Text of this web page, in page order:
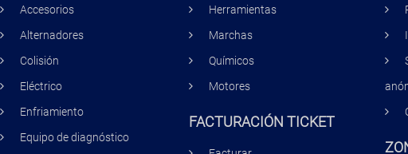
Accesorios
Alternadores
Colisión
Eléctrico
Enfriamiento
Equipo de diagnóstico
Herramientas
Marchas
Químicos
Motores
FACTURACIÓN TICKET